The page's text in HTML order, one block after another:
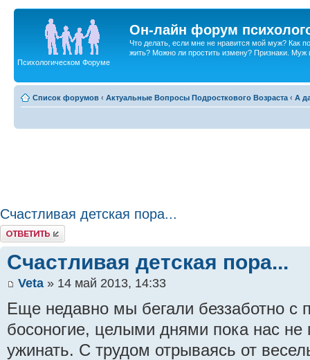
Он-лайн форум
Что делать, если мне не нравится мой муж? Как
жить? Можно ли простить измену? Признаки. Муж
Психологическом Форуме
Список форумов ‹ Актуальные Вопросы Подросткового Возраста ‹ А
Счастливая детская пора...
Ответить
Счастливая детская пора...
Veta » 14 май 2013, 14:33
Еще недавно мы бегали беззаботно с
босоногие, целыми днями пока нас не
ужинать. С трудом отрываясь от